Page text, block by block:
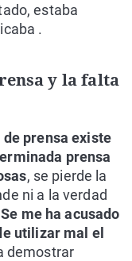
estaba
.
y la falta
prensa existe
prensa
, se pierde la
ni a la verdad
Se me ha acusado
utilizar mal el
demostrar